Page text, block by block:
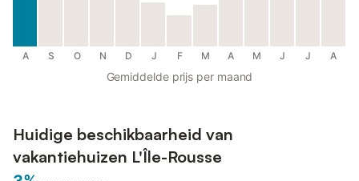
A S O N D J F M A M J J A
Gemiddelde prijs per maand
Huidige beschikbaarheid van
vakantiehuizen L'Île-Rousse